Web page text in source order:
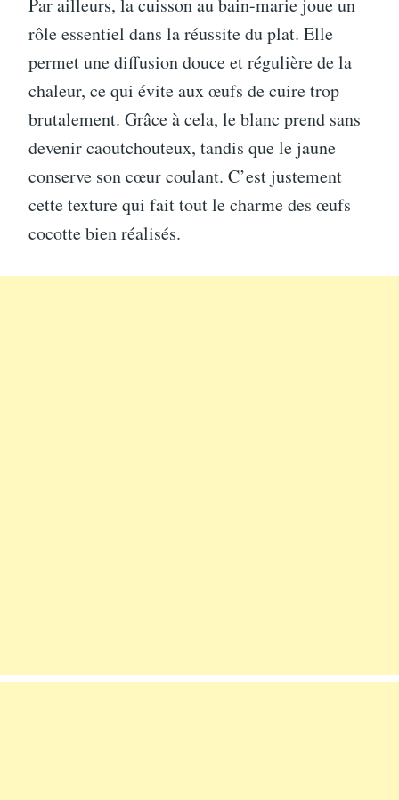
Par ailleurs, la cuisson au bain-marie joue un
rôle essentiel dans la réussite du plat. Elle
permet une diffusion douce et régulière de la
chaleur, ce qui évite aux œufs de cuire trop
brutalement. Grâce à cela, le blanc prend sans
devenir caoutchouteux, tandis que le jaune
conserve son cœur coulant. C’est justement
cette texture qui fait tout le charme des œufs
cocotte bien réalisés.